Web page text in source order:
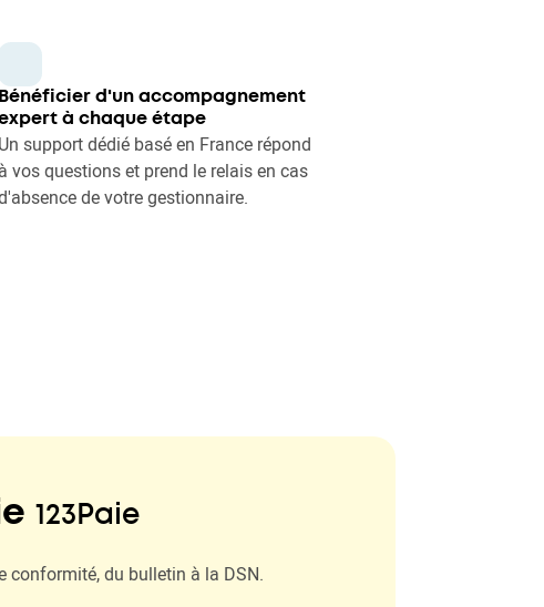
Bénéficier d'un accompagnement
à chaque étape
Un support dédié basé en France répond
à vos questions et prend le relais en cas
de votre gestionnaire.
123Paie
conformité, du bulletin à la DSN.